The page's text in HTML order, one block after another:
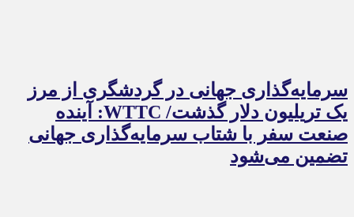
سرمایه‌گذاری جهانی در گردشگری از مرز
یک تریلیون دلار گذشت/ WTTC: آینده
صنعت سفر با شتاب سرمایه‌گذاری جهانی
تضمین می‌شود